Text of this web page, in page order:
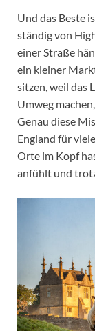
Und das Beste
ständig von
einer Straße
ein kleiner
sitzen, weil das
Umweg
Genau diese
England für
Orte im Kopf
anfühlt und